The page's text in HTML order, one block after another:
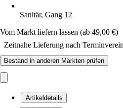
Sanitär, Gang 12
Vom Markt liefern lassen (ab 49,00 €)
Zeitnahe Lieferung nach
Bestand in anderen Märkten prüfen
Artikeldetails